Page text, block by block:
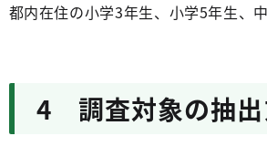
都内在住の小学3年生、小学5年生
4 調査対象の抽出